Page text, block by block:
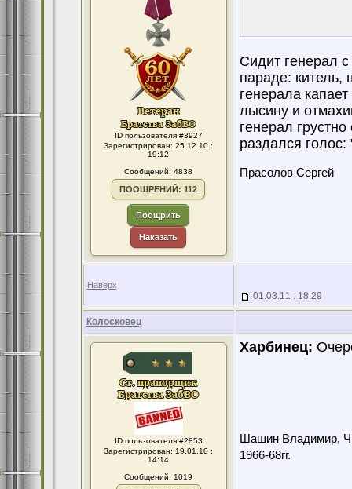
ID пользователя #3927
Зарегистрирован: 25.12.10 :
19:12
Сообщений: 4838
ПООЩРЕНИЙ: 112
Поощрить
Наказать
Сидит генерал
параде:
генерала
лысину и
генерал
раздался
Прасолов Сергей
Наверх
01.03.11 : 18:29
Колосковец
ID пользователя #2853
Зарегистрирован: 19.01.10 :
14:14
Сообщений: 1019
Харбинец:
Шашин Владимир,
1966-68гг.